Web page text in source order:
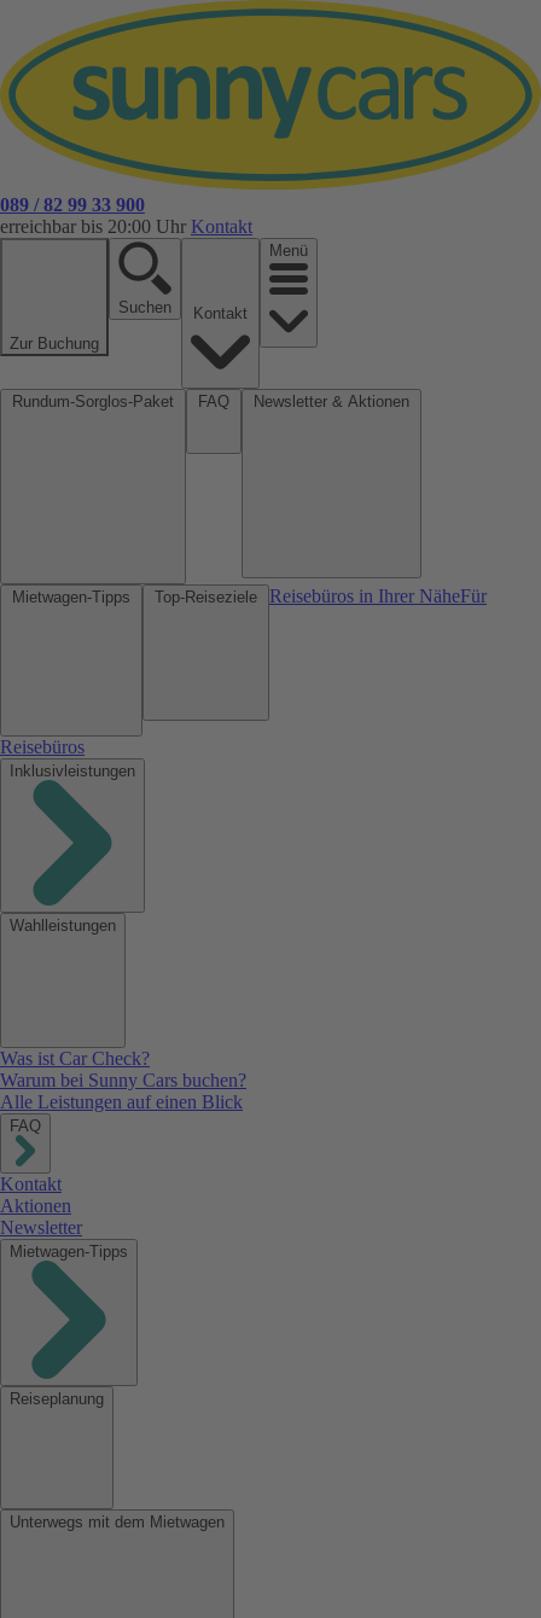
089 / 82 99 33 900
erreichbar bis 20:00 Uhr Kontakt
Zur Buchung
Suchen
Menü
Reisebüros in Ihrer NäheFür
Reisebüros
Inklusivleistungen
Wahlleistungen
Was ist Car Check?
Warum bei Sunny Cars buchen?
Alle Leistungen auf einen Blick
FAQ
Kontakt
Aktionen
Newsletter
Mietwagen-Tipps
Reiseplanung
Unterwegs mit dem Mietwagen